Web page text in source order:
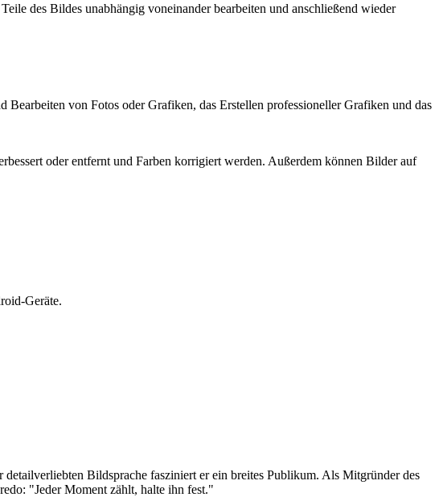
des Bildes unabhängig voneinander bearbeiten und anschließend wieder
von Fotos oder Grafiken, das Erstellen professioneller Grafiken und das
oder entfernt und Farben korrigiert werden. Außerdem können Bilder auf
Geräte.
Bildsprache fasziniert er ein breites Publikum. Als Mitgründer des
"Jeder Moment zählt, halte ihn fest."